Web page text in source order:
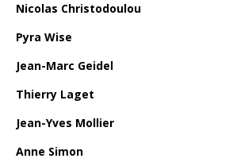
Nicolas Christodoulou
Pyra Wise
Jean-Marc Geidel
Thierry Laget
Jean-Yves Mollier
Anne Simon